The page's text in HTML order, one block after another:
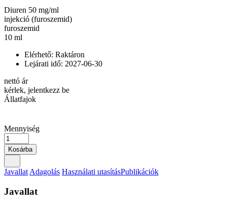
Diuren 50 mg/ml
injekció (furoszemid)
furoszemid
10 ml
Elérhető: Raktáron
Lejárati idő: 2027-06-30
nettó ár
kérlek, jelentkezz be
Állatfajok
Mennyiség
Kosárba
Javallat Adagolás Használati utasításPublikációk
Javallat